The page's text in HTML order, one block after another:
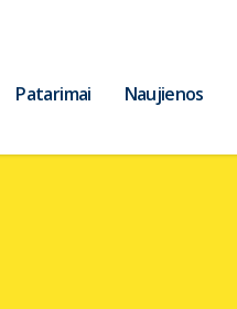
Patarimai Naujienos